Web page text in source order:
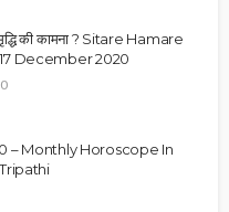
की कामना ? Sitare Hamare
December 2020
– Monthly Horoscope In